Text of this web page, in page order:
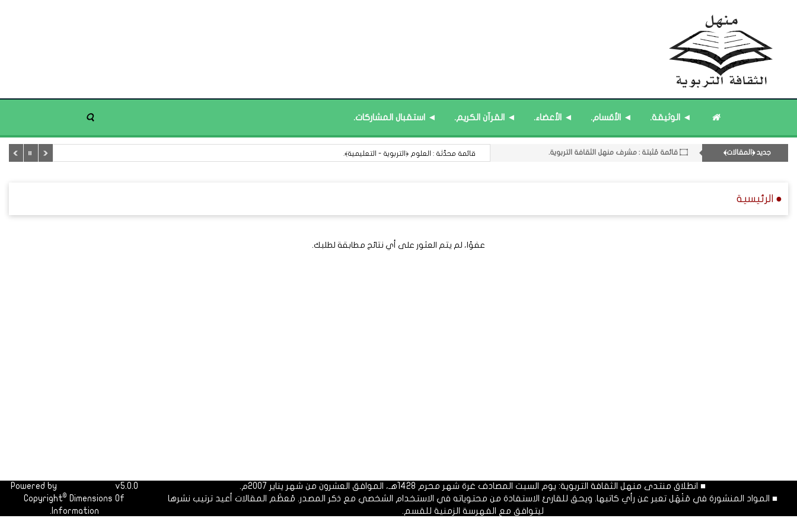
◄ الوثيقة. ◄ الأقسام. ◄ الأعضاء. ◄ القرآن الكريم. ◄ استقبال المشاركات.
جديد ﴿المقالات﴾
11- القسم الحادي عشر : ﴿اللقاءات الشخصية - الثقافة المتسلسلة﴾.
۝ قائمة مُحدَّثة : مختارات من جديد المشاركات.
۝ قائمة مُحدَّثة : مختارات من المشاركات المُحدَّثة.
۝ قائمة مُثبتة : إدارة منهل الثقافة التربوية.
۝ قائمة مُثبتة : مشرف منهل الثقافة التربوية. قائمة محدَّثة : العلوم ﴿التربوية - التعليمية﴾.
● الرئيسية
عفوًا، لم يتم العثور على أي نتائج مطابقة لطلبك.
■ انطلاق منتدى منهل الثقافة التربوية: يوم السبت المصادف غرة شهر محرم 1428هـ، الموافق العشرون من شهر يناير 2007م.
■ المواد المنشورة في مَنْهَل تعبر عن رأي كاتبها. ويحق للقارئ الاستفادة من محتوياته في الاستخدام الشخصي مع ذكر المصدر. مُعظَم المقالات أعيد ترتيب نشرها
ليتوافق مع الفهرسة الزمنية للقسم.
Powered by
v5.0.0
Copyright© Dimensions Of
Information.